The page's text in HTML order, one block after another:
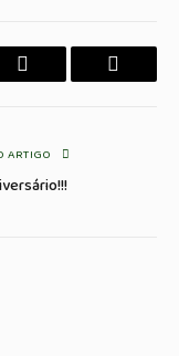
Copiar
E-
ARTIGO